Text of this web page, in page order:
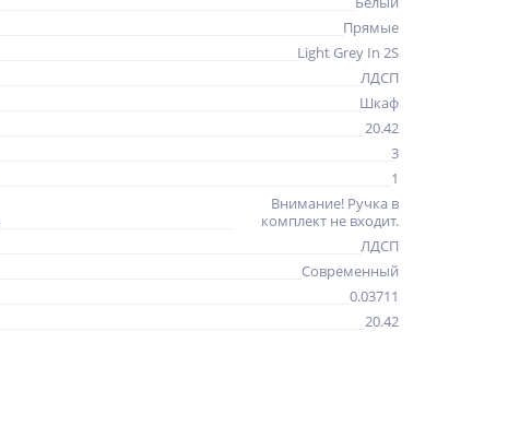
Прямые
Light Grey In 2S
ЛДСП
Шкаф
20.42
3
1
Внимание! Ручка в
комплект не входит.
ЛДСП
Современный
0.03711
20.42